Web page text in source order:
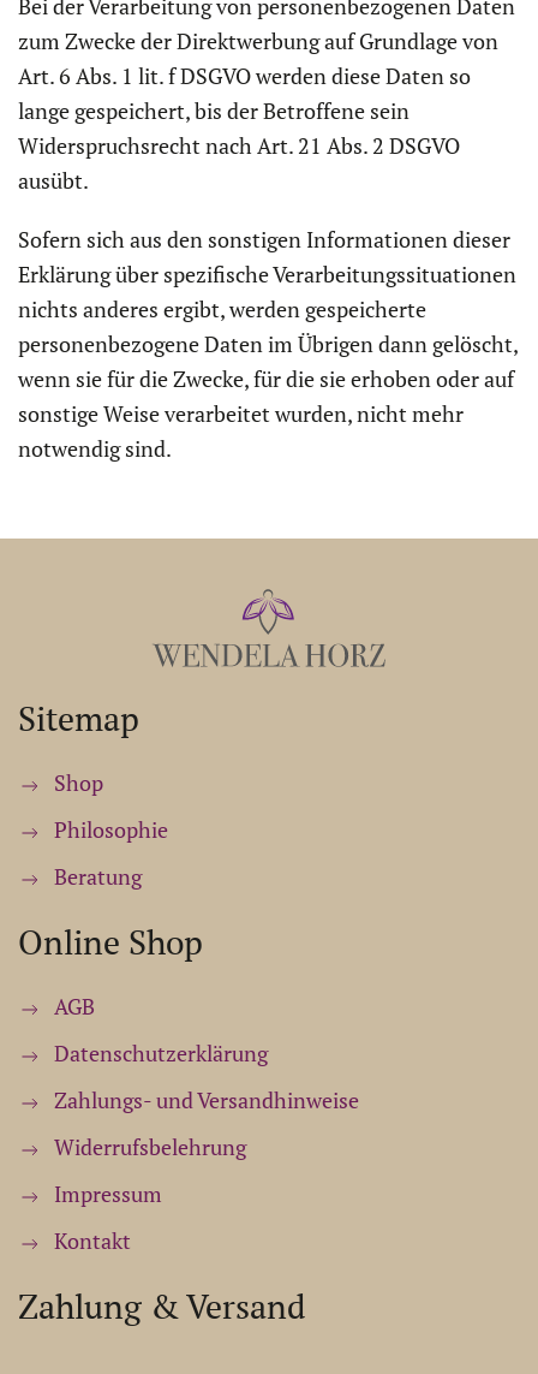
Bei der Verarbeitung von personenbezogenen Daten
zum Zwecke der Direktwerbung auf Grundlage von
Art. 6 Abs. 1 lit. f DSGVO werden diese Daten so
lange gespeichert, bis der Betroffene sein
Widerspruchsrecht nach Art. 21 Abs. 2 DSGVO
ausübt.
Sofern sich aus den sonstigen Informationen dieser
Erklärung über spezifische Verarbeitungssituationen
nichts anderes ergibt, werden gespeicherte
personenbezogene Daten im Übrigen dann gelöscht,
wenn sie für die Zwecke, für die sie erhoben oder auf
sonstige Weise verarbeitet wurden, nicht mehr
notwendig sind.
Sitemap
Shop
Philosophie
Beratung
Online Shop
AGB
Datenschutzerklärung
Zahlungs- und Versandhinweise
Widerrufsbelehrung
Impressum
Kontakt
Zahlung & Versand